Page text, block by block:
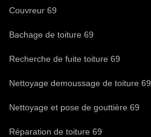
Couvreur 69
Bachage de toiture 69
Recherche de fuite toiture 69
Nettoyage demoussage de toiture 69
Nettoyage et pose de gouttière 69
Réparation de toiture 69